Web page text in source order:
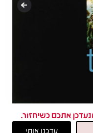
אתכם כשיחזור.